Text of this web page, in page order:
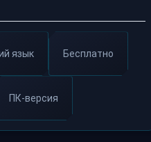
язык Бесплатно
ПК-версия